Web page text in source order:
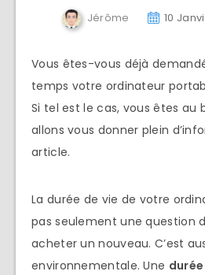
Jérôme 10
Vous êtes-vous déjà
temps votre ordinateur
Si tel est le cas, vous êtes au
allons vous donner plein
article.
La durée de vie de votre
pas seulement une question
acheter un nouveau. C’est
environnementale. Une